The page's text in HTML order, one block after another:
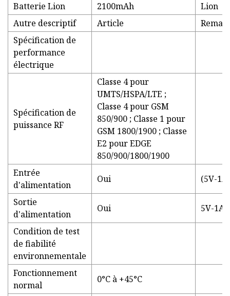
Batterie Lion
2100mAh
Lion
Autre descriptif
Article
Spécification de
performance
électrique
Spécification de
puissance RF
Classe 4 pour
UMTS/HSPA/LTE ;
Classe 4 pour GSM
850/900 ; Classe 1 pour
GSM 1800/1900 ; Classe
E2 pour EDGE
850/900/1800/1900
Entrée
d'alimentation
Oui (5V-1A)
Sortie
d'alimentation
Oui 5V-1A
Condition de test
de fiabilité
environnementale
Fonctionnement
normal
0°C à +45°C